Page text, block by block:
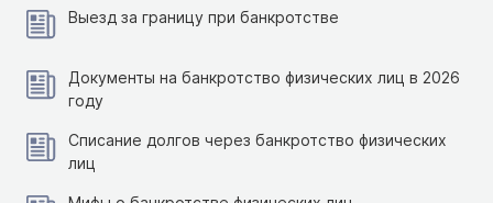
Выезд за границу при банкротстве
Документы на банкротство физических лиц в 2026
году
Списание долгов через банкротство физических
лиц